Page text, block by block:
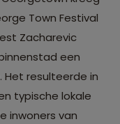
Town Festival
Zacharevic
een
Het resulteerde in
typische lokale
inwoners van